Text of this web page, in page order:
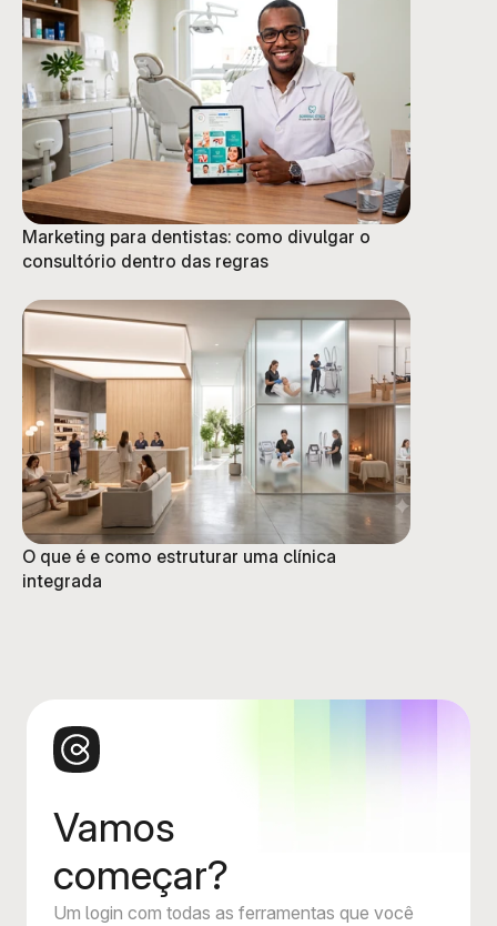
Marketing para dentistas: como divulgar o
consultório dentro das regras
O que é e como estruturar uma clínica
integrada
Vamos
começar?
Um login com todas as ferramentas que você